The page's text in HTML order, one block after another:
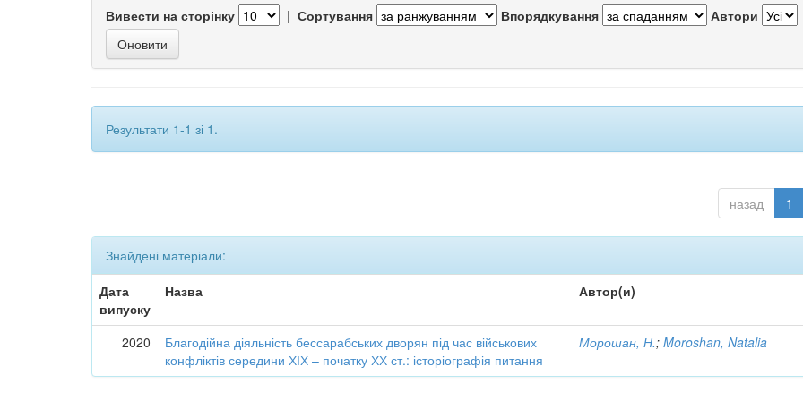
Вивести на сторінку | Сортування Впорядкування Автори
Результати 1-1 зі 1.
назад 1
Знайдені матеріали:
Дата
випуску
Назва Автор(и)
2020
Благодійна діяльність бессарабських дворян під час військових
конфліктів середини ХІХ – початку ХХ ст.: історіографія питання
Морошан, Н.;Moroshan, Natalia